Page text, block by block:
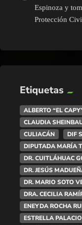
Espinoza y
Protección
Etiquetas
ALBERTO “EL
CLAUDIA
CULIACÁN
DIF
DIPUTADA MARÍA
DR. CUITLÁHUAC
DR. JESÚS
DR. MARIO SOTO
DRA. CECILIA
ENEYDA ROCHA
ESTRELLA